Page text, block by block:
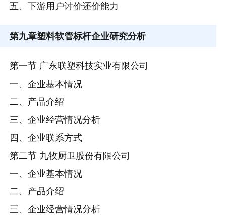
五、下游用户讨价还价能力
第九章塑料软管标杆企业研究分析
第一节 广东联塑科技实业有限公司
一、企业基本情况
二、产品介绍
三、企业经营情况分析
四、企业联系方式
第二节 九牧厨卫股份有限公司
一、企业基本情况
二、产品介绍
三、企业经营情况分析